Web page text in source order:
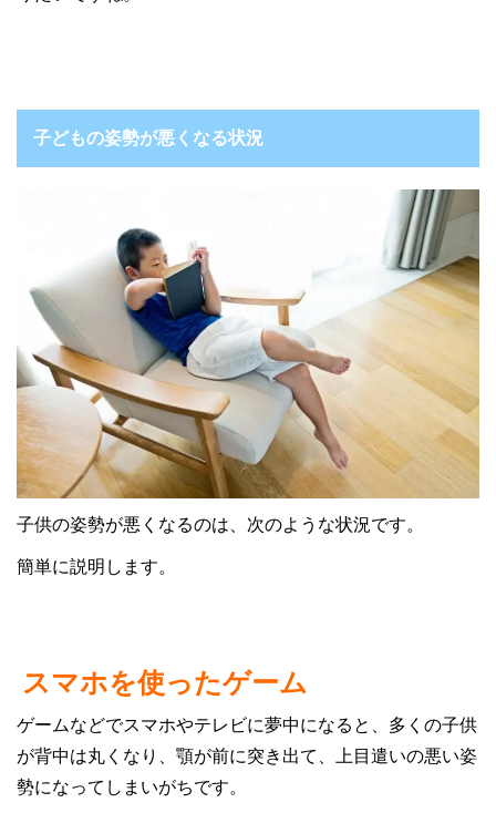
子どもの姿勢が悪くなる状況
子供の姿勢が悪くなるのは、次のような状況です。
簡単に説明します。
スマホを使ったゲーム
ゲームなどでスマホやテレビに夢中になると、多くの子供
が背中は丸くなり、顎が前に突き出て、上目遣いの悪い姿
勢になってしまいがちです。